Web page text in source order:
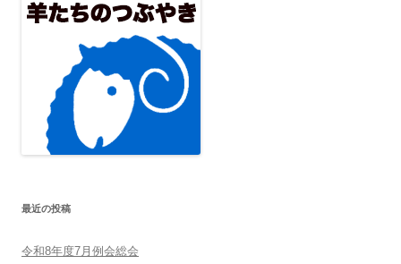
最近の投稿
令和8年度7月例会総会